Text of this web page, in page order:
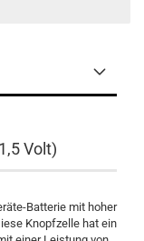
Volt)
Batterie mit hoher
Knopfzelle hat ein